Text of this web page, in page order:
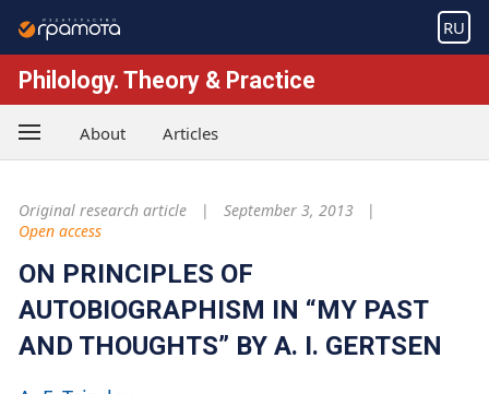
RU
Philology. Theory & Practice
About Articles
Original research article
September 3, 2013
Open access
ON PRINCIPLES OF
AUTOBIOGRAPHISM IN “MY PAST
AND THOUGHTS” BY A. I. GERTSEN